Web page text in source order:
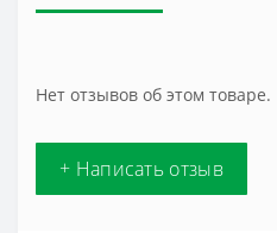
Нет отзывов об этом товаре.
+ Написать отзыв